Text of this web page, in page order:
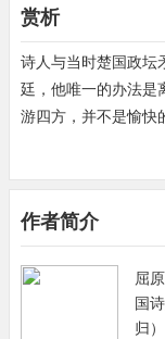
端操：端正操守。
赤松：赤松子，古之
休德：美德。
化去：指仙去。
傅说：殷高宗武丁的
韩众：即韩终，春
成仙。
浸：渐。
曾：同层。
淑尤：王逸《楚辞章
祖也。
赏析
诗人与当时楚国政坛
廷，他唯一的办法是
游四方，并不是愉快
的情绪寄托——诗歌
想像活动。因为是想
异之间，在云光霞影
认为，天堂是真纯高
不过，最后诗人还
对世俗社会卑污的
作者简介
屈
国
归